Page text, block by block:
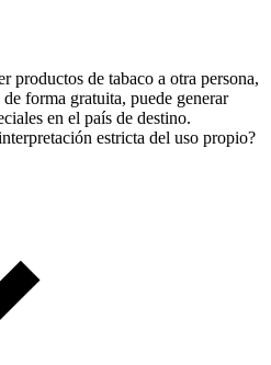
productos de tabaco a otra persona,
forma gratuita, puede generar
en el país de destino.
estricta del uso propio?